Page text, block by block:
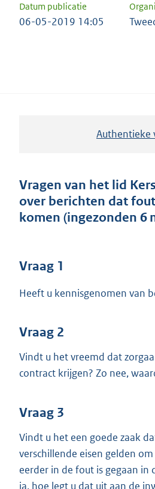
Datum publicatie
06-05-2019 14:05
Authentieke
Vragen van het lid
over berichten dat
komen (ingezonden 6
Vraag 1
Heeft u kennisgenomen van
Vraag 2
Vindt u het vreemd dat
contract krijgen? Zo nee,
Vraag 3
Vindt u het een goede zaak
verschillende eisen gelden
eerder in de fout is gegaan
ja, hoe legt u dat uit aan de